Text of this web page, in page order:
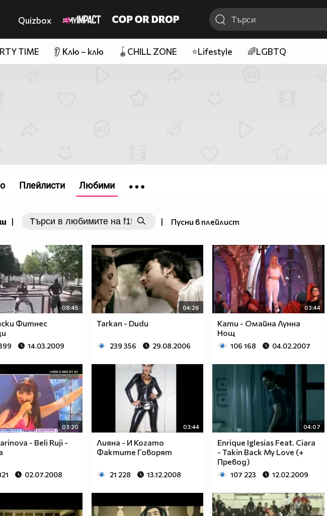
Quizbox
TIME 👂 Клю – клю 🪀CHILL ZONE ⭐Lifestyle 🌈LGBTQ
| | Пусни в плейлист
08:45
Фитнес
14.03.2009
04:26
Tarkan - Dudu
239 356 29.08.2006
03:44
Кати - Омайна Лунна
Нощ
106 168 04.02.2007
03:20
- Beli Ruji -
02.07.2008
03:44
Лияна - И Когато
Фактите Говорят
21 228 13.12.2008
04:07
Enrique Iglesias Feat. Ciara
- Takin Back My Love (+
Превод)
107 223 12.02.2009
Плейлисти Любими